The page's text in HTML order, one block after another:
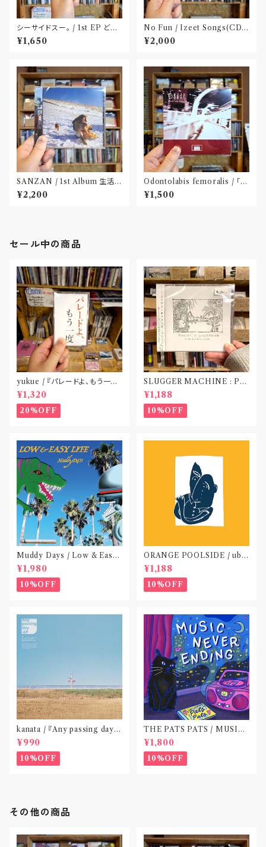
シーサイドスー。 / 1st EP どう
か健やかに！(CD)〝静岡県三島
市〟
¥1,650
No Fun / Izeet Songs(CD)
〝京都〟
¥2,000
SANZAN / 1st Album 生活の
名残(CD)〝静岡県三島市〟
¥2,200
Odontolabis femoralis / ｢先
の都市状片」(CD)〝名古屋〟
¥1,500
セール中の商品
yukue / 『パレードよ、もう一度』
(TAPE)
¥1,320
20%OFF
SLUGGER MACHINE : PE
ACE OUT! / we die if we d
o not do “DIG”(SPLIT CD)
〝横浜&札幌〟
¥1,188
10%OFF
Muddy Days / Low & Easy
Life〝東京〟
¥1,980
10%OFF
ORANGE POOLSIDE / ubu
(CD作品)〝神奈川・厚木〟
¥1,188
10%OFF
kanata / 『Any passing day -
EP』(CD作品)〝東京〟
¥990
10%OFF
THE PATS PATS / MUSIC
NEVER ENDING(CD作品)
¥1,800
10%OFF
その他の商品